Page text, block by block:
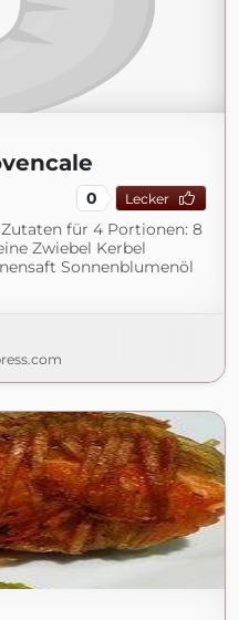
0 Lecker
für 4 Portionen: 8
Zwiebel Kerbel
Sonnenblumenöl